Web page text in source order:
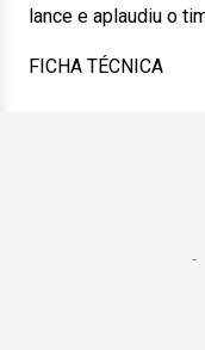
lance e aplaudiu o
FICHA TÉCNICA